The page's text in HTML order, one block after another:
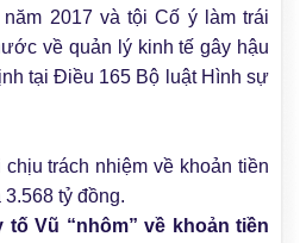
2017 và tội Cố ý làm trái
về quản lý kinh tế gây hậu
tại Điều 165 Bộ luật Hình sự
trách nhiệm về khoản tiền
tỷ đồng.
Vũ “nhôm” về khoản tiền